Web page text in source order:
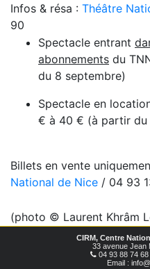
Infos & résa : Théâtre
90
Spectacle entrant
abonnements du
du 8 septembre)
Spectacle en
€ à 40 € (à partir du
Billets en vente
National de Nice / 04 93
(photo © Laurent Khrâm
CIRM, Centre
33 avenue Jean
04 93 88 74
Email :